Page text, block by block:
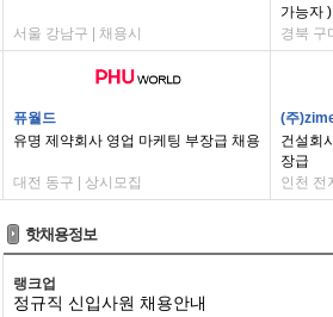
서울 강남구 | 채용시
가능자 )
경북 구
퓨월드
유명 제약회사 영업 마케팅 부장급 채용
대전 동구 | 상시모집
(주
건설회
장급
인천 전
핫채용정보
랭크업
정규직 신입사원 채용안내